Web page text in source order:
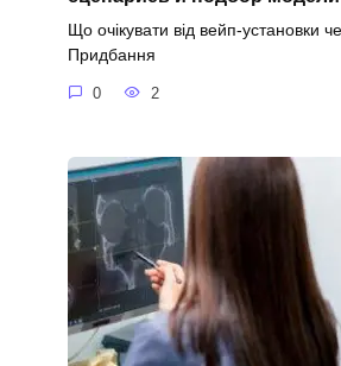
Що очікувати від вейп-установки
Придбання
0 2